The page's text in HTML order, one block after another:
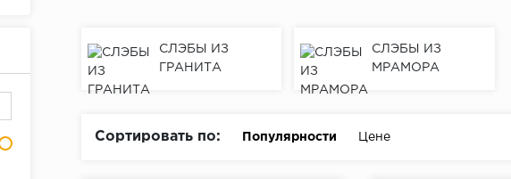
СЛЭБЫ ИЗ
ГРАНИТА
СЛЭБЫ ИЗ
МРАМОРА
Сортировать по: Популярности Цене